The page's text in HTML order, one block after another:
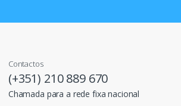
Contactos
(+351) 210 889 670
Chamada para a rede fixa nacional